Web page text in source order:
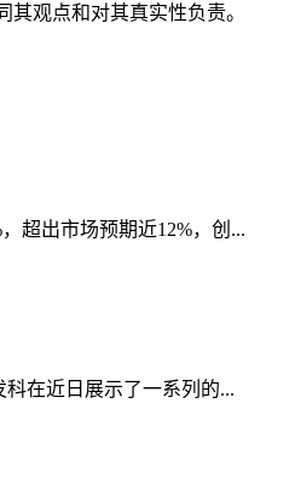
观点和对其真实性负责。
超出市场预期近12%，创...
在近日展示了一系列的...